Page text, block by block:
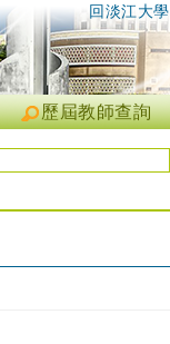
回淡江大學
歷屆教師查詢